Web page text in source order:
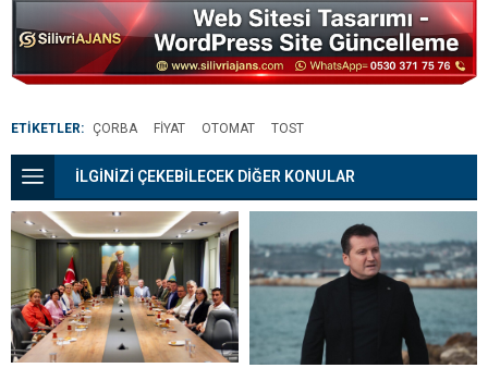
Çorba İkramı
gelmez
ETİKETLER: ÇORBA FIYAT OTOMAT TOST
İLGİNİZİ ÇEKEBİLECEK DİĞER KONULAR